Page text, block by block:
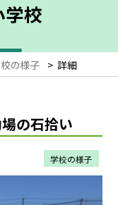
校
の様子 > 詳細
の石拾い
学校の様子